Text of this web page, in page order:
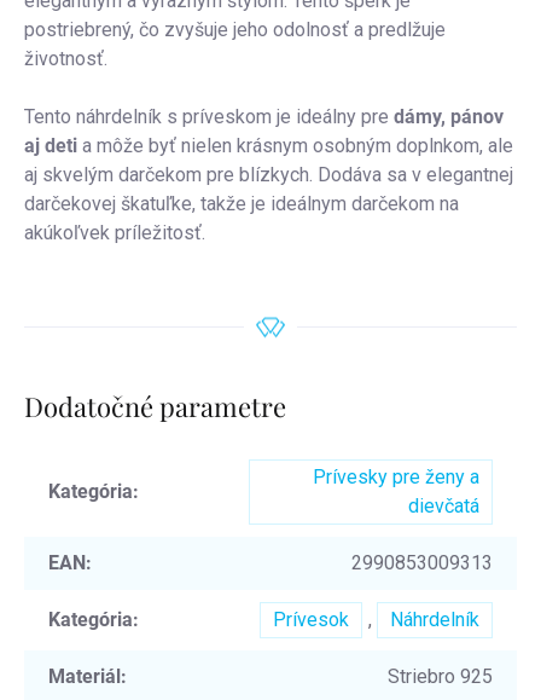
postriebrený, čo zvyšuje jeho odolnosť a predlžuje
životnosť.
Tento náhrdelník s príveskom je ideálny pre dámy, pánov
aj deti a môže byť nielen krásnym osobným doplnkom, ale
aj skvelým darčekom pre blízkych. Dodáva sa v elegantnej
darčekovej škatuľke, takže je ideálnym darčekom na
akúkoľvek príležitosť.
Dodatočné parametre
Kategória:
Prívesky pre ženy a
dievčatá
EAN: 2990853009313
Kategória: Prívesok , Náhrdelník
Materiál: Striebro 925